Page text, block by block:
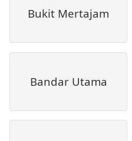
Bukit Mertajam
Bandar Utama